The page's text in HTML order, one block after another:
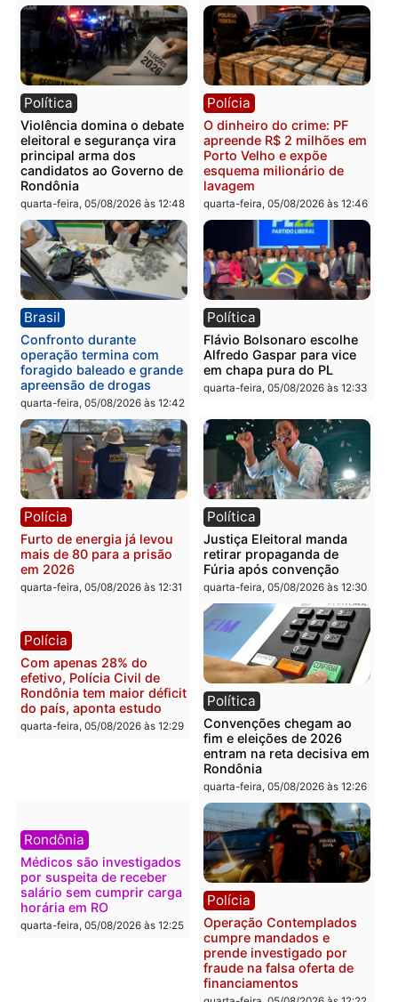
Política
Jônatas França é aprovado
na convenção e
confirmado candidato a
deputado federal pelo
Republicanos
quarta-feira, 05/08/2026 às 15:52
Brasil
TCE reúne candidatos ao
Governo e apresenta
diagnóstico que pode
mudar os rumos de
Rondônia
quarta-feira, 05/08/2026 às
Política
Violência domina o debate
eleitoral e segurança vira
principal arma dos
candidatos ao Governo de
Rondônia
quarta-feira, 05/08/2026 às 12:48
Polícia
O dinheiro do crime: PF
apreende R$ 2 milhões
Porto Velho e expõe
esquema milionário de
quarta-feira, 05/08/2026 às
Brasil
Confronto durante
operação termina com
quarta-feira, 05/08/2026 às 12:42
Política
Flávio Bolsonaro escolhe
Alfredo Gaspar para vice
em chapa pura do PL
quarta-feira, 05/08/2026 às
em 2026
quarta-feira, 05/08/2026 às 12:31
Política
Justiça Eleitoral manda
retirar propaganda de
Fúria após convenção
quarta-feira, 05/08/2026 às
Polícia
Com apenas 28% do
Rondônia tem maior déficit
Política